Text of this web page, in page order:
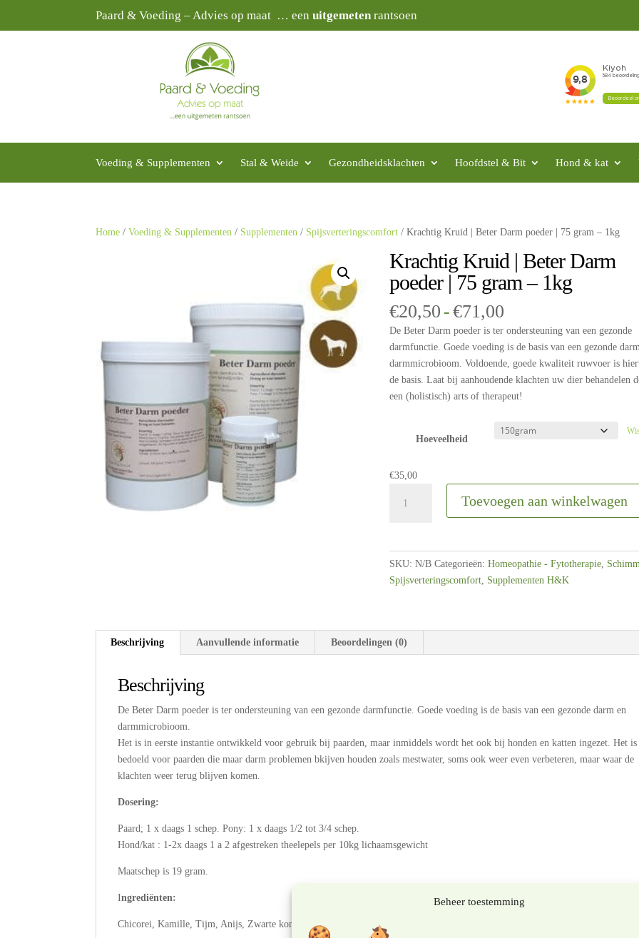
Beheer toestemming
Paard & Voeding – Advies op maat … eenuitgemetenrantsoen
Voeding & Supplementen Stal & Weide Gezondheidsklachten Hoofdstel & Bit Hond & kat
Home /Voeding & Supplementen / Supplementen / Spijsverteringscomfort / Krachtig Kruid | Beter Darm poeder | 75 gram – 1kg
Krachtig Kruid | Beter Darm
poeder | 75 gram – 1kg
€20,50 -€71,00
€20,50
tot
€71,00
De Beter Darm poeder is ter ondersteuning van een gezonde
darmfunctie. Goede voeding is de basis van een gezonde
darmmicrobioom. Voldoende, goede kwaliteit ruwvoer is
de basis. Laat bij aanhoudende klachten uw dier behandelen
een (holistisch) arts of therapeut!
Hoeveelheid
€35,00
Kruid
-
1kg
Toevoegen aan winkelwagen
SKU:N/B Categorieën:Homeopathie - Fytotherapie,
Spijsverteringscomfort, Supplementen H&K
Beschrijving Aanvullende informatie Beoordelingen (0)
Beschrijving
De Beter Darm poeder is ter ondersteuning van een gezonde darmfunctie. Goede voeding is de basis van een gezonde darm en
darmmicrobioom.
Het is in eerste instantie ontwikkeld voor gebruik bij paarden, maar inmiddels wordt het ook bij honden en katten ingezet. Het is
bedoeld voor paarden die maar darm problemen bkijven houden zoals mestwater, soms ook weer even verbeteren, maar waar de
klachten weer terug blijven komen.
Dosering:
Paard; 1 x daags 1 schep. Pony: 1 x daags 1/2 tot 3/4 schep.
Hond/kat : 1-2x daags 1 a 2 afgestreken theelepels per 10kg lichaamsgewicht
Maatschep is 19 gram.
Ingrediënten:
Chicorei, Kamille, Tijm, Anijs, Zwarte komijn, Koriander, Venkel, Koriander, Biergist, Haverschil pellets